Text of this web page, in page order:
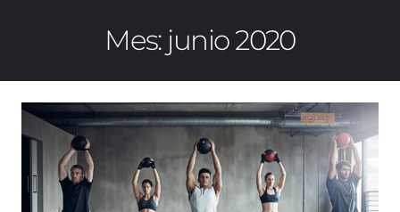
Mes: junio 2020